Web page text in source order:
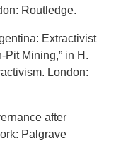
Routledge.
Extractivist
Pit Mining,” in H.
London:
after
Palgrave